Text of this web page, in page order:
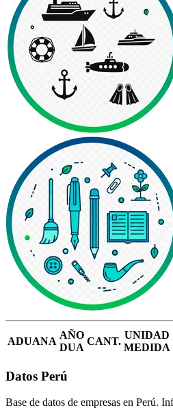
ADUANA
AÑO
DUA
CANT.
UNIDAD
MEDIDA
Datos Perú
Base de datos de empresas en Perú.